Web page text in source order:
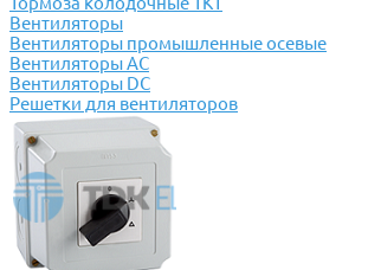
Вентиляторы
Вентиляторы промышленные осевые
Вентиляторы АС
Вентиляторы DC
Решетки для вентиляторов